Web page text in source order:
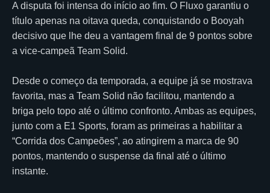
A disputa foi intensa do início ao fim. O Fluxo garantiu o
título apenas na oitava queda, conquistando o Booyah
decisivo que lhe deu a vantagem final de 9 pontos sobre
a vice-campeã Team Solid.
Desde o começo da temporada, a equipe já se mostrava
favorita, mas a Team Solid não facilitou, mantendo a
briga pelo topo até o último confronto. Ambas as equipes,
junto com a E1 Sports, foram as primeiras a habilitar a
“Corrida dos Campeões”, ao atingirem a marca de 90
pontos, mantendo o suspense da final até o último
instante.